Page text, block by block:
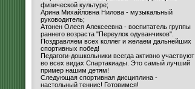
физической культуре;
Арина Михайловна Нилова - музыкальный
руководитель;
Атонен Олеся Алексеевна - воспитатель группы
раннего возраста "Переулок одуванчиков".
Поздравляем всех коллег и желаем дальнейших
спортивных побед!
Педагоги-дошкольники всегда активно участвуют
во всех видах Спартакиады. Это самый лучший
пример нашим детям!
Следующая спортивная дисциплина -
настольный теннис! Готовимся!